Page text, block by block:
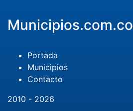
Municipios.com.co
Portada
Municipios
Contacto
2010 - 2026